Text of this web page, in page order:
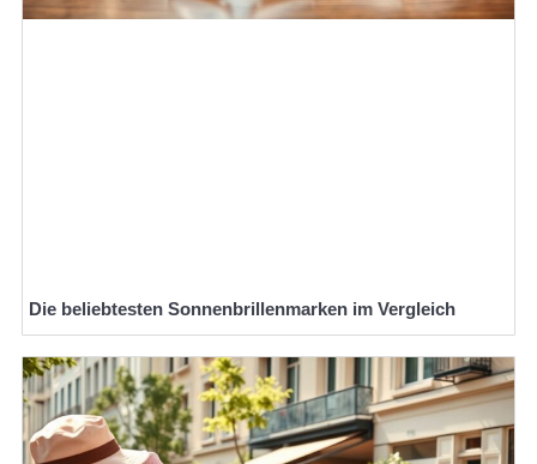
Die beliebtesten Sonnenbrillenmarken im Vergleich